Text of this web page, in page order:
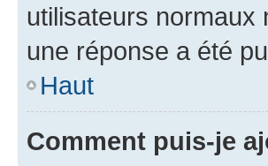
utilisateurs normaux
une réponse a été
Haut
Comment puis-je